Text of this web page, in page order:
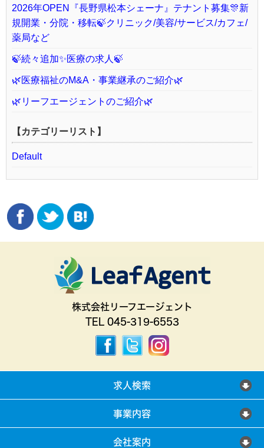
2026年OPEN『長野県松本シェーナ』テナント募集🎊新
規開業・分院・移転🍃クリニック/美容/サービス/カフェ/
薬局など
🍃続々追加✨医療の求人🍃
🌿医療福祉のM&A・事業継承のご紹介🌿
🌿リーフエージェントのご紹介🌿
【カテゴリーリスト】
Default
株式会社リーフエージェント
TEL 045-319-6553
求人検索
事業内容
会社案内